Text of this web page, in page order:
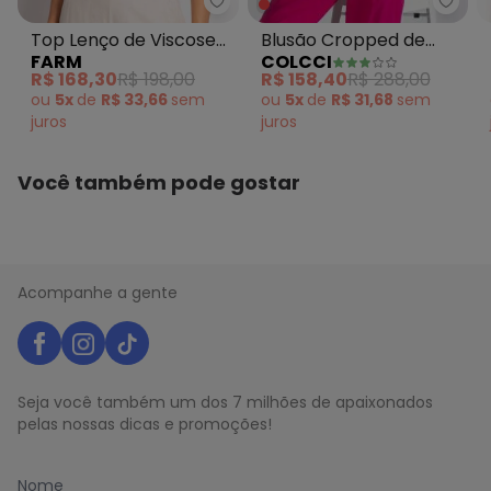
Farm - Top Lenço de Viscose
Top Lenço de Viscose
Costela de Cor Rosa
FARM
R$ 168,30R$ 198,00
ou 5x de R$ 33,66 sem
juros
Blusão Cropped de
Moletom Rosa
COLCCI
R$ 158,40R$ 288,00
ou 5x de R$ 31,68 sem
juros
Você também pode gostar
Acompanhe a gente
Seja você também um dos 7 milhões de apaixonados
pelas nossas dicas e promoções!
Nome